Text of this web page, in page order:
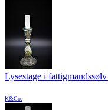
Lysestage i
K&Co.